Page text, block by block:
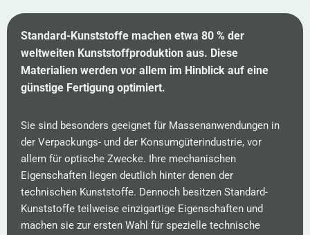
Standard-Kunststoffe machen etwa 80 % der
weltweiten Kunststoffproduktion aus. Diese
Materialien werden vor allem im Hinblick auf eine
günstige Fertigung optimiert.
Sie sind besonders geeignet für Massenanwendungen in
der Verpackungs- und der Konsumgüterindustrie, vor
allem für optische Zwecke. Ihre mechanischen
Eigenschaften liegen deutlich hinter denen der
technischen Kunststoffe. Dennoch besitzen Standard-
Kunststoffe teilweise einzigartige Eigenschaften und
machen sie zur ersten Wahl für spezielle technische